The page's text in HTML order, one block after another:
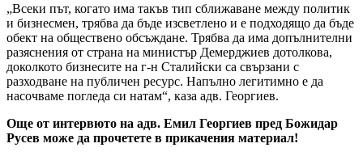
„Всеки път, когато има такъв тип сближаване между политик
и бизнесмен, трябва да бъде изсветлено и е подходящо да бъде
обект на обществено обсъждане. Трябва да има допълнителни
разяснения от страна на министър Демерджиев дотолкова,
доколкото бизнесите на г-н Сталийски са свързани с
разходване на публичен ресурс. Напълно легитимно е да
насочваме погледа си натам“, каза адв. Георгиев.
Още от интервюто на адв. Емил Георгиев пред Божидар
Русев може да прочетете в прикачения материал!